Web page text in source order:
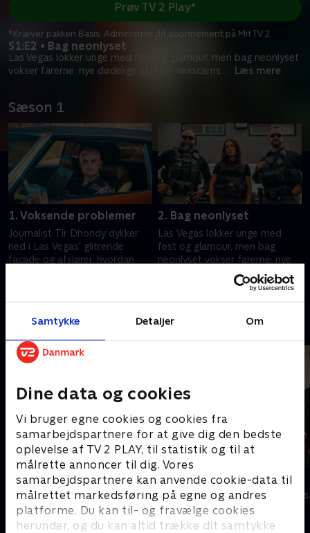
Samtykke Detaljer Om
Dine data og cookies
Vi bruger egne cookies og cookies fra
samarbejdspartnere for at give dig den bedste
oplevelse af TV 2 PLAY, til statistik og til at
målrette annoncer til dig. Vores
samarbejdspartnere kan anvende cookie-data til
målrettet markedsføring på egne og andres
platforme. Du kan til- og fravælge cookies
herunder, og du kan altid trække dit samtykke
S1:E2 • Bag neonlyset
Las Vegas lokker unge med fest og glamour, men bag neonlyset
vokser farerne: nye dødelige stoffer, sexscams,... Læs mere
Prøv TV 2 Play*
*Kræver pakken Basis. Administrer dit abonnement på Mit TV 2.
Sæson 1
1. Voksende problemer
Journalist Tir Dhondy dykker
ned i Las Vegas' glitrende
facade og afslører, hvordan
2. Bag neonlyset
Las Vegas lokker unge med
fest og glamour, men bag
neonlyset vokser farerne: nye
dødelige stoffer, sexscams,
kriminalitet, spilafhængighed
Andre så også
Klovn
Komedie • 11 sæsoner
Stormester
TV-Shows • 10